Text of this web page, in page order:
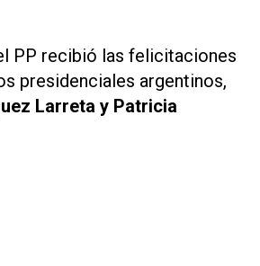
PP recibió las felicitaciones
presidenciales argentinos,
Larreta y Patricia